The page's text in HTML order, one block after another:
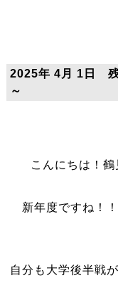
2025年 4月 1日 残
～
こんにちは！
新年度ですね！
自分も大学後半戦